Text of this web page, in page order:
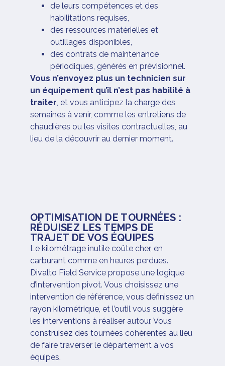
de leurs compétences et des
habilitations requises,
des ressources matérielles et
outillages disponibles,
des contrats de maintenance
périodiques, générés en prévisionnel.
Vous n’envoyez plus un technicien sur
un équipement qu’il n’est pas habilité à
traiter , et vous anticipez la charge des
semaines à venir, comme les entretiens de
chaudières ou les visites contractuelles, au
lieu de la découvrir au dernier moment.
OPTIMISATION DE TOURNÉES :
RÉDUISEZ LES TEMPS DE
TRAJET DE VOS ÉQUIPES
Le kilométrage inutile coûte cher, en
carburant comme en heures perdues.
Divalto Field Service propose une logique
d’intervention pivot. Vous choisissez une
intervention de référence, vous définissez un
rayon kilométrique, et l’outil vous suggère
les interventions à réaliser autour. Vous
construisez des tournées cohérentes au lieu
de faire traverser le département à vos
équipes.